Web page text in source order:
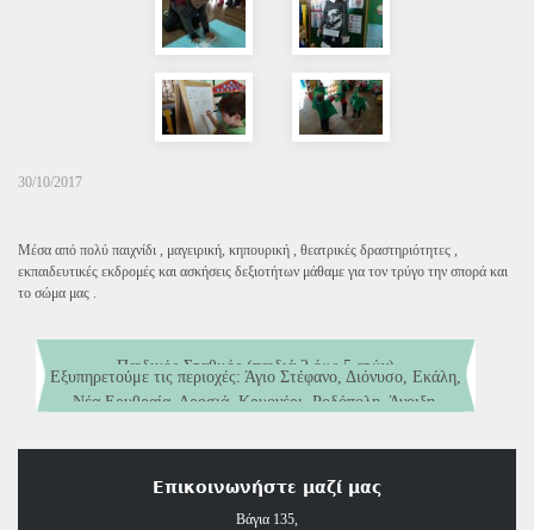
30/10/2017
Mέσα από πολύ παιχνίδι , μαγειρική, κηπουρική , θεατρικές δραστηριότητες ,
εκπαιδευτικές εκδρομές και ασκήσεις δεξιοτήτων μάθαμε για τον τρύγο την σπορά και
το σώμα μας .
Εξυπηρετούμε τις περιοχές: Άγιο Στέφανο, Διόνυσο, Εκάλη,
Νέα Ερυθραία, Δροσιά, Κρυονέρι, Ροδόπολη, Άνοιξη,
Αφίδνες, Καπανδρίτι, Εύξεινο Πόντο, Κάτω Κηφισιά και
Παιδικός Σταθμός (παιδιά 2 έως 5 ετών)
Επικοινωνήστε μαζί μας
Βάγια 135,